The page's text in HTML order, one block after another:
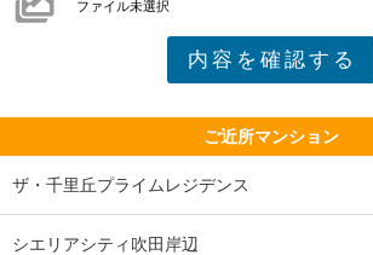
電気系統は二系統引いているので、災
メになっても電気を使える点はとても安
他のタワマンにはない施設やサービス等
ファイル未選択
ご近所マンション
ザ・千里丘プライムレジデンス
シエリアシティ吹田岸辺